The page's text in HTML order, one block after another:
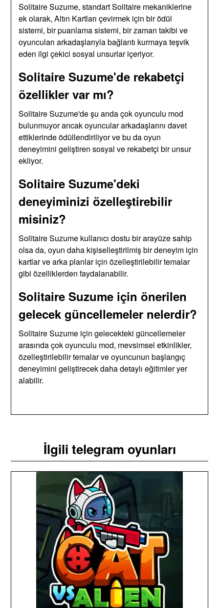
Solitaire Suzume, standart Solitaire mekaniklerine
ek olarak, Altın Kartları çevirmek için bir ödül
sistemi, bir puanlama sistemi, bir zaman takibi ve
oyuncuları arkadaşlarıyla bağlantı kurmaya teşvik
eden ilgi çekici sosyal unsurlar içeriyor.
Solitaire Suzume'de rekabetçi
özellikler var mı?
Solitaire Suzume'de şu anda çok oyunculu mod
bulunmuyor ancak oyuncular arkadaşlarını davet
ettiklerinde ödüllendiriliyor ve bu da oyun
deneyimini geliştiren sosyal ve rekabetçi bir unsur
ekliyor.
Solitaire Suzume'deki
deneyiminizi özelleştirebilir
misiniz?
Solitaire Suzume kullanıcı dostu bir arayüze sahip
olsa da, oyun daha kişiselleştirilmiş bir deneyim için
kartlar ve arka planlar için özelleştirilebilir temalar
gibi özelliklerden faydalanabilir.
Solitaire Suzume için önerilen
gelecek güncellemeler nelerdir?
Solitaire Suzume için gelecekteki güncellemeler
arasında çok oyunculu mod, mevsimsel etkinlikler,
özelleştirilebilir temalar ve oyuncunun başlangıç
deneyimini geliştirecek daha detaylı eğitimler yer
alabilir.
İlgili telegram oyunları